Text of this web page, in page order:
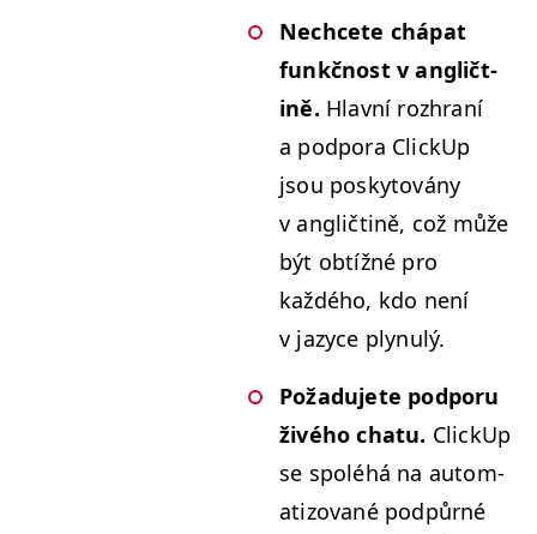
Nechcete chá­pat
funkčnost v angličt­
ině. Hlavní rozhraní
a pod­po­ra Click­Up
jsou posky­továny
v angličt­ině, což může
být obtížné pro
každého, kdo není
v jazyce plynulý.
Požadu­jete pod­poru
živého chatu. Click­Up
se spoléhá na autom­
a­ti­zo­vané pod­půrné